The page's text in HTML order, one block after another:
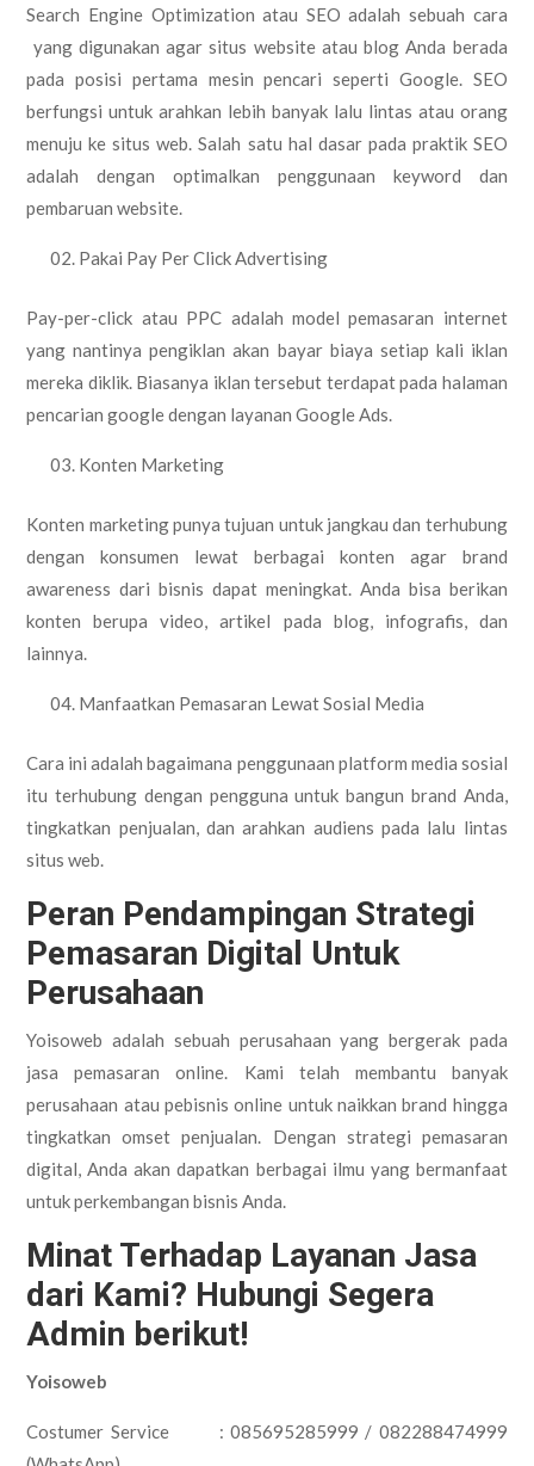
Search Engine Optimization atau SEO adalah sebuah cara
yang digunakan agar situs website atau blog Anda berada
pada posisi pertama mesin pencari seperti Google. SEO
berfungsi untuk arahkan lebih banyak lalu lintas atau orang
menuju ke situs web. Salah satu hal dasar pada praktik SEO
adalah dengan optimalkan penggunaan keyword dan
pembaruan website.
Pakai Pay Per Click Advertising
Pay-per-click atau PPC adalah model pemasaran internet
yang nantinya pengiklan akan bayar biaya setiap kali iklan
mereka diklik. Biasanya iklan tersebut terdapat pada halaman
pencarian google dengan layanan Google Ads.
Konten Marketing
Konten marketing punya tujuan untuk jangkau dan terhubung
dengan konsumen lewat berbagai konten agar brand
awareness dari bisnis dapat meningkat. Anda bisa berikan
konten berupa video, artikel pada blog, infografis, dan
lainnya.
Manfaatkan Pemasaran Lewat Sosial Media
Cara ini adalah bagaimana penggunaan platform media sosial
itu terhubung dengan pengguna untuk bangun brand Anda,
tingkatkan penjualan, dan arahkan audiens pada lalu lintas
situs web.
Peran Pendampingan Strategi
Pemasaran Digital Untuk
Perusahaan
Yoisoweb adalah sebuah perusahaan yang bergerak pada
jasa pemasaran online. Kami telah membantu banyak
perusahaan atau pebisnis online untuk naikkan brand hingga
tingkatkan omset penjualan. Dengan strategi pemasaran
digital, Anda akan dapatkan berbagai ilmu yang bermanfaat
untuk perkembangan bisnis Anda.
Minat Terhadap Layanan Jasa
dari Kami? Hubungi Segera
Admin berikut!
Yoisoweb
Costumer Service : 085695285999 / 082288474999